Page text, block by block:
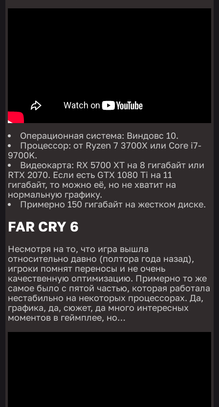
Операционная система: Виндовс 10.
Процессор: от Ryzen 7 3700X или Core i7-
9700K.
Видеокарта: RX 5700 XT на 8 гигабайт или
RTX 2070. Если есть GTX 1080 Ti на 11
гигабайт, то можно её, но не хватит на
нормальную графику.
Примерно 150 гигабайт на жестком диске.
FAR CRY 6
Несмотря на то, что игра вышла
относительно давно (полтора года назад),
игроки помнят переносы и не очень
качественную оптимизацию. Примерно то же
самое было с пятой частью, которая работала
нестабильно на некоторых процессорах. Да,
графика, да, сюжет, да много интересных
моментов в геймплее, но…